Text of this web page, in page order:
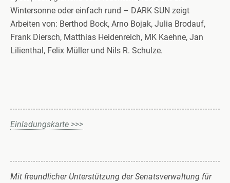
Wintersonne oder einfach rund – DARK SUN zeigt
Arbeiten von: Berthod Bock, Arno Bojak, Julia Brodauf,
Frank Diersch, Matthias Heidenreich, MK Kaehne, Jan
Lilienthal, Felix Müller und Nils R. Schulze.
Einladungskarte >>>
Mit freundlicher Unterstützung der Senatsverwaltung für